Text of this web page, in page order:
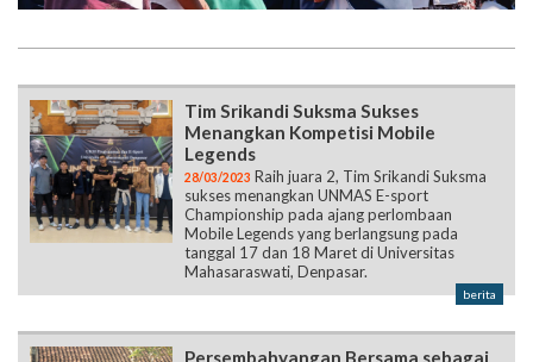
Tim Srikandi Suksma Sukses
Menangkan Kompetisi Mobile
Legends
28/03/2023 Raih juara 2, Tim Srikandi Suksma
sukses menangkan UNMAS E-sport
Championship pada ajang perlombaan
Mobile Legends yang berlangsung pada
tanggal 17 dan 18 Maret di Universitas
Mahasaraswati, Denpasar.
berita
Persembahyangan Bersama sebagai